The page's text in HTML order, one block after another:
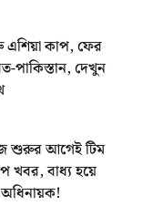
কাপ, ফের
পাকিস্তান, দেখুন
শুরুর আগেই টিম
খবর, বাধ্য হয়ে